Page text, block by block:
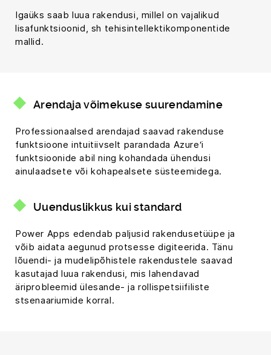
Igaüks saab luua rakendusi, millel on vajalikud
lisafunktsioonid, sh tehisintellektikomponentide
mallid.
Arendaja võimekuse suurendamine
Professionaalsed arendajad saavad rakenduse
funktsioone intuitiivselt parandada Azure‘i
funktsioonide abil ning kohandada ühendusi
ainulaadsete või kohapealsete süsteemidega.
Uuenduslikkus kui standard
Power Apps edendab paljusid rakendusetüüpe ja
võib aidata aegunud protsesse digiteerida. Tänu
lõuendi- ja mudelipõhistele rakendustele saavad
kasutajad luua rakendusi, mis lahendavad
äriprobleemid ülesande- ja rollispetsiifiliste
stsenaariumide korral.